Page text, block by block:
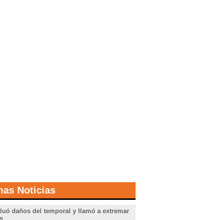
Noticias
daños del temporal y llamó a extremar